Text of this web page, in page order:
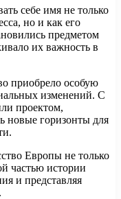
себе имя не только
но и как его
предметом
их важность в
приобрело особую
изменений. С
проектом,
горизонты для
Европы не только
частью истории
и представляя